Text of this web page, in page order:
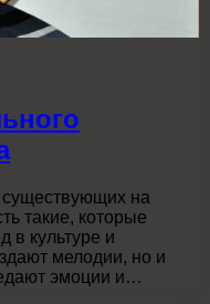
существующих на
такие, которые
в культуре и
мелодии, но и
эмоции и…